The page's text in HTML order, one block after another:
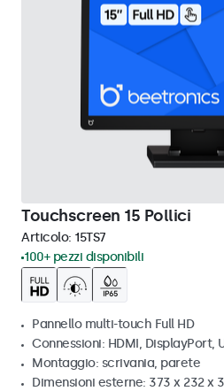
Touchscreen 15 Pollici
Articolo: 15TS7
100+ pezzi disponibili
Pannello multi-touch Full HD
Connessioni: HDMI, DisplayPort,
Montaggio: scrivania, parete
Dimensioni esterne: 373 x 232 x